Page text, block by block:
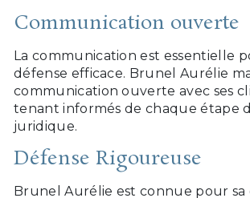
Communication ouverte
La communication est essentielle
défense efficace. Brunel Aurélie
communication ouverte avec ses
tenant informés de chaque étape
juridique.
Défense Rigoureuse
Brunel Aurélie est connue pour sa